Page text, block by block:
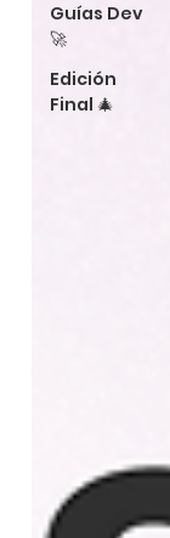
Guías Dev
🚀
Edición
Final 🎄